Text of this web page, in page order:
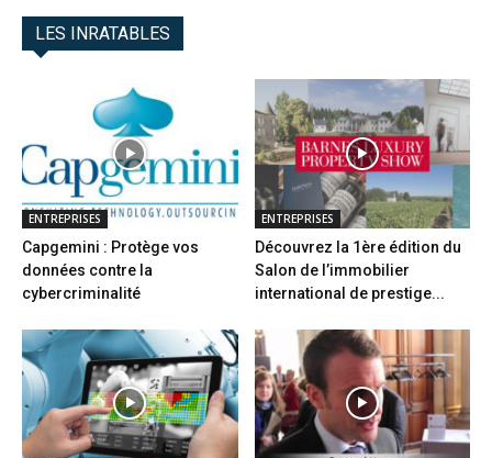
LES INRATABLES
ENTREPRISES
Capgemini : Protège vos
données contre la
cybercriminalité
ENTREPRISES
Découvrez la 1ère édition du
Salon de l’immobilier
international de prestige...